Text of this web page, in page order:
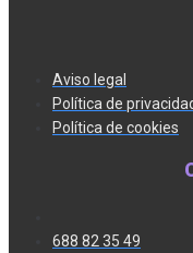
Aviso legal
Política de
Política de cookies
688 82 35 49